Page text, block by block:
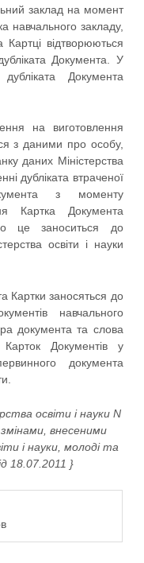
заклад на момент
навчального закладу,
Картці відтворюються
Документа. У
Документа
на виготовлення
з даними про особу,
даних Міністерства
дубліката втраченої
з моменту
Картка Документа
це заноситься до
освіти і науки
Картки заносяться до
навчального
документа та слова
Карток Документів у
документа
освіти і науки N
внесеними
і науки, молоді та
18.07.2011 }